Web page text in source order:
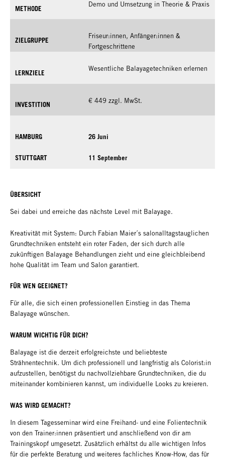
METHODE
Demo und Umsetzung in Theorie & Praxis
ZIELGRUPPE
Friseur:innen, Anfänger:innen &
Fortgeschrittene
LERNZIELE
Wesentliche Balayagetechniken erlernen
INVESTITION
€ 449 zzgl. MwSt.
HAMBURG
STUTTGART
26 Juni
11 September
ÜBERSICHT
Sei dabei und erreiche das nächste Level mit Balayage.
Kreativität mit System: Durch Fabian Maier´s salonalltagstauglichen
Grundtechniken entsteht ein roter Faden, der sich durch alle
zukünftigen Balayage Behandlungen zieht und eine gleichbleibend
hohe Qualität im Team und Salon garantiert.
FÜR WEN GEEIGNET?
Für alle, die sich einen professionellen Einstieg in das Thema
Balayage wünschen.
WARUM WICHTIG FÜR DICH?
Balayage ist die derzeit erfolgreichste und beliebteste
Strähnentechnik. Um dich professionell und langfristig als Colorist:in
aufzustellen, benötigst du nachvollziehbare Grundtechniken, die du
miteinander kombinieren kannst, um individuelle Looks zu kreieren.
WAS WIRD GEMACHT?
In diesem Tagesseminar wird eine Freihand- und eine Folientechnik
von den Trainer:innen präsentiert und anschließend von dir am
Trainingskopf umgesetzt. Zusätzlich erhältst du alle wichtigen Infos
für die perfekte Beratung und weiteres fachliches Know-How, das für